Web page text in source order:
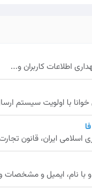
با اولویت سیستم
ایران، قانون
نام، ایمیل و مشخصات